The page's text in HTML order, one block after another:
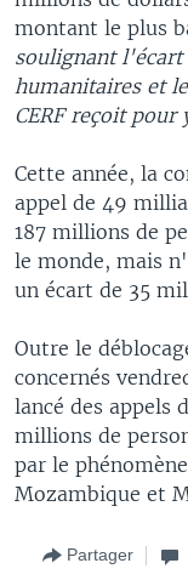
montant le plus
soulignant l'écart
humanitaires et
CERF reçoit
Cette année, la
appel de 49
187 millions de
le monde, mais
un écart de 35
Outre le
concernés
lancé des appels
millions de
par le
Mozambique et
Partager